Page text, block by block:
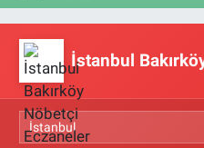
İstanbul